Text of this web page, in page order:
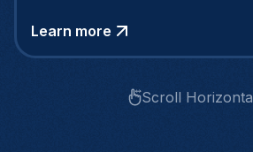
technologische voorsprong
Learn more
Scroll